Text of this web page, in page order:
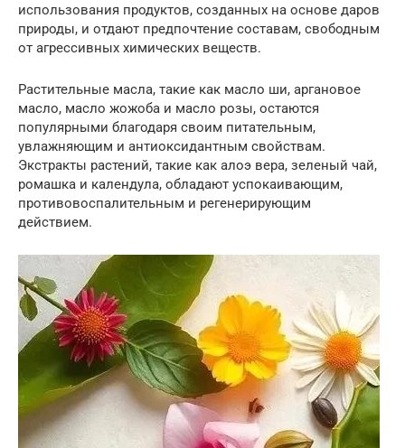
использования продуктов, созданных на основе даров
природы, и отдают предпочтение составам, свободным
от агрессивных химических веществ.
Растительные масла, такие как масло ши, аргановое
масло, масло жожоба и масло розы, остаются
популярными благодаря своим питательным,
увлажняющим и антиоксидантным свойствам.
Экстракты растений, такие как алоэ вера, зеленый чай,
ромашка и календула, обладают успокаивающим,
противовоспалительным и регенерирующим
действием.